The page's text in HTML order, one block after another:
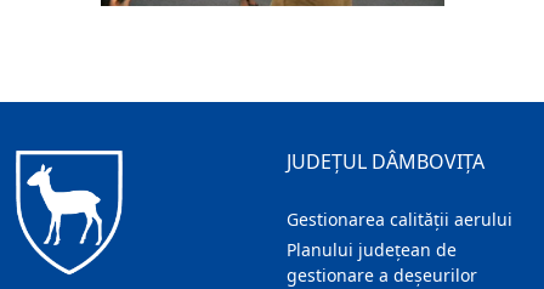
JUDEȚUL DÂMBOVIȚA
Gestionarea calității aerului
Planului județean de
gestionare a deșeurilor